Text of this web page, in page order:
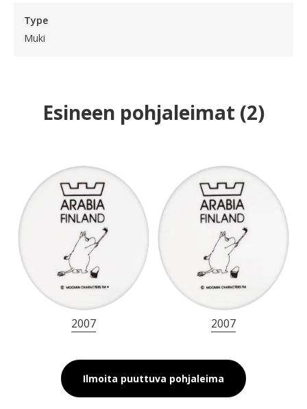
Type
Muki
Esineen pohjaleimat (2)
2007 2007
Ilmoita puuttuva pohjaleima